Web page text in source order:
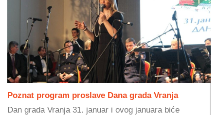
Poznat program proslave Dana grada Vranja
Dan grada Vranja 31. januar i ovog januara biće